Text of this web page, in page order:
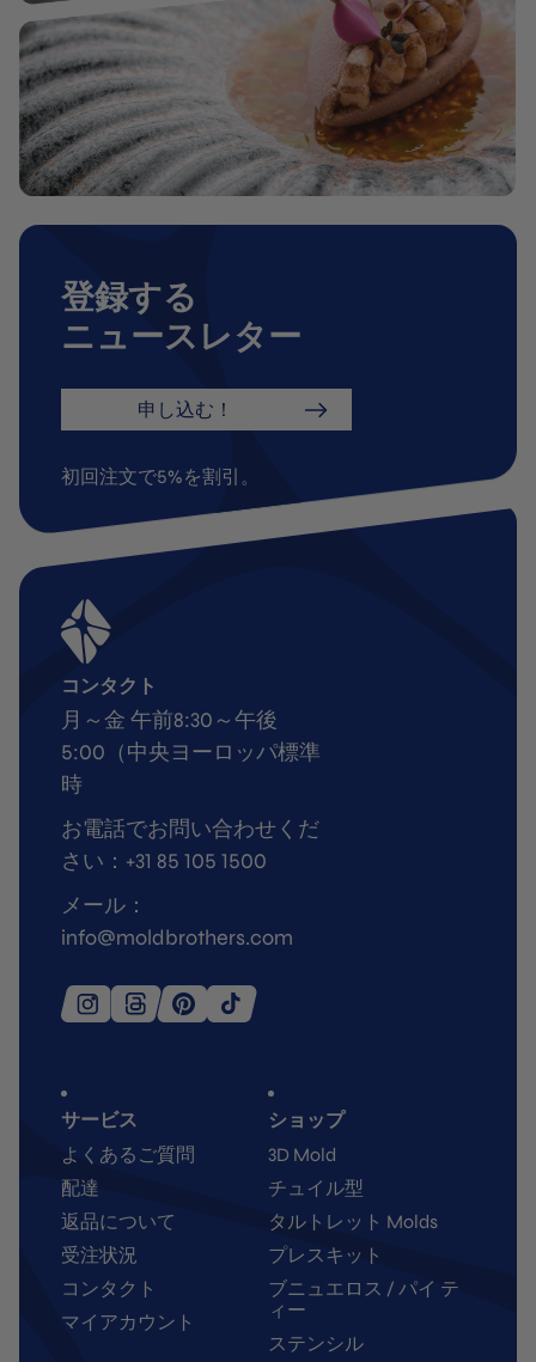
登録する
ニュースレター
申し込む！
初回注文で5%を割引。
サービス
よくあるご質問
配達
返品について
受注状況
コンタクト
マイアカウント
ショップ
3D Mold
チュイル型
タルトレット Molds
プレスキット
ブニュエロス / パイ テ
ィー
ステンシル
コンタクト
月～金 午前8:30～午後
5:00（中央ヨーロッパ標準
時
お電話でお問い合わせくだ
さい：+31 85 105 1500
メール：
info@moldbrothers.com